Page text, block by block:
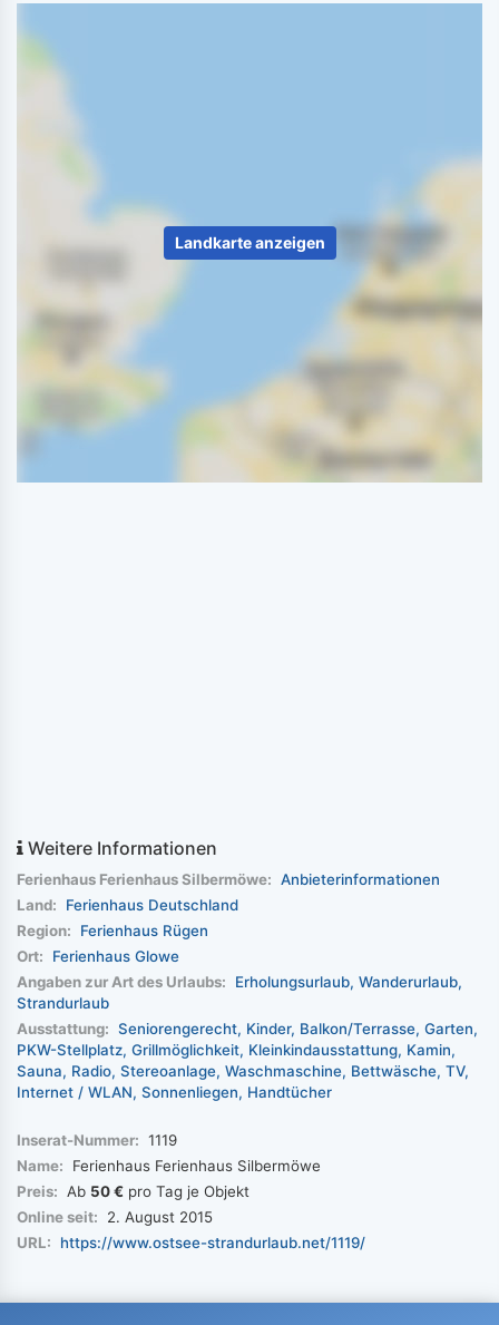
Landkarte anzeigen
Weitere Informationen
Ferienhaus Ferienhaus Silbermöwe: Anbieterinformationen
Land:
Ferienhaus Deutschland
Region:
Ferienhaus Rügen
Ort:
Ferienhaus Glowe
Angaben zur Art des Urlaubs:
Erholungsurlaub Wanderurlaub
Strandurlaub
Ausstattung: Seniorengerecht Kinder Balkon/Terrasse Garten
PKW-Stellplatz Grillmöglichkeit Kleinkindausstattung Kamin
Sauna
Radio Stereoanlage Waschmaschine Bettwäsche TV
Internet / WLAN Sonnenliegen Handtücher
Inserat-Nummer: 1119
Name:
Ferienhaus Ferienhaus Silbermöwe
Preis: Ab 50 € pro Tag je Objekt
Online seit:
2. August 2015
URL:
https://www.ostsee-strandurlaub.net/1119/